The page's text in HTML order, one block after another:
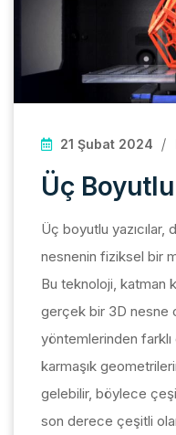
21 Şubat 2024
Üç Boyutlu
Üç boyutlu yazıcılar,
nesnenin fiziksel bir
Bu teknoloji, katman
gerçek bir 3D nesne
yöntemlerinden farklı
karmaşık
gelebilir, böylece
son derece çeşitli